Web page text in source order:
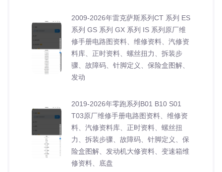
2009-2026年雷克萨斯系列CT 系列 ES
系列 GS 系列 GX 系列 IS 系列原厂维
修手册电路图资料、维修资料、汽修资
料库、正时资料、螺丝扭力、拆装步
骤、故障码、针脚定义、保险盒图解、
发动
2019-2026年零跑系列B01 B10 S01
T03原厂维修手册电路图资料、维修资
料、汽修资料库、正时资料、螺丝扭
力、拆装步骤、故障码、针脚定义、保
险盒图解、发动机大修资料、变速箱维
修资料、底盘